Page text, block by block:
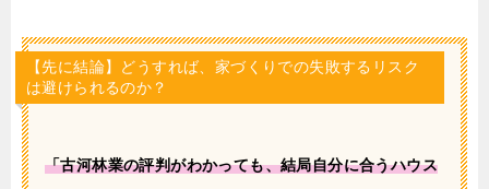
【先に結論】どうすれば、家づくりでの失敗するリスク
は避けられるのか？
「古河林業の評判がわかっても、結局自分に合うハウス